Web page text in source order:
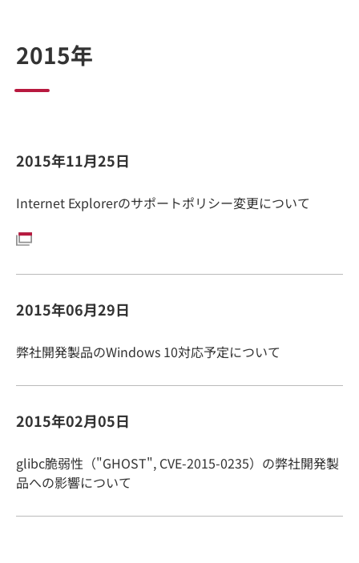
2015年
2015年11月25日
Internet Explorerのサポートポリシー変更について
2015年06月29日
弊社開発製品のWindows 10対応予定について
2015年02月05日
glibc脆弱性（"GHOST", CVE-2015-0235）の弊社開発製
品への影響について